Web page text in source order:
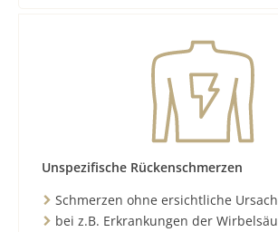
Unspezifische Rückenschmerzen
Schmerzen ohne ersichtliche
bei z.B. Erkrankungen der